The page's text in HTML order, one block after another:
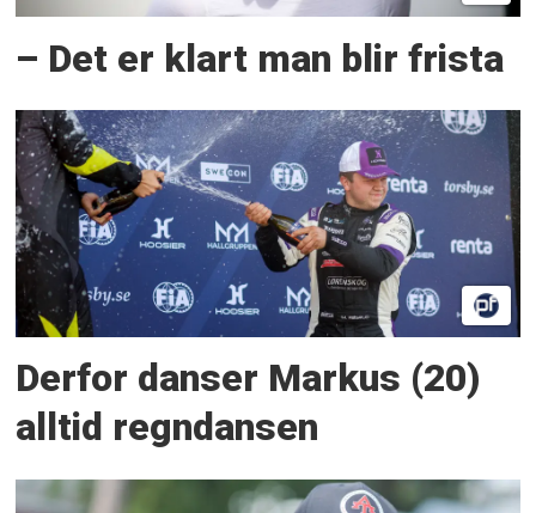
– Det er klart man blir frista
Derfor danser Markus (20)
alltid regndansen